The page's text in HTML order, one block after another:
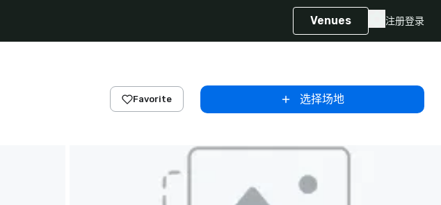
Venues 注册登录
Favorite 选择场地